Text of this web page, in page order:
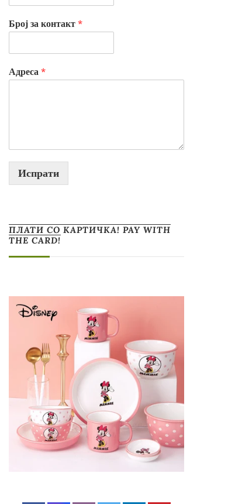
Број за контакт *
Адреса *
Испрати
ПЛАТИ СО КАРТИЧКА! PAY WITH
THE CARD!